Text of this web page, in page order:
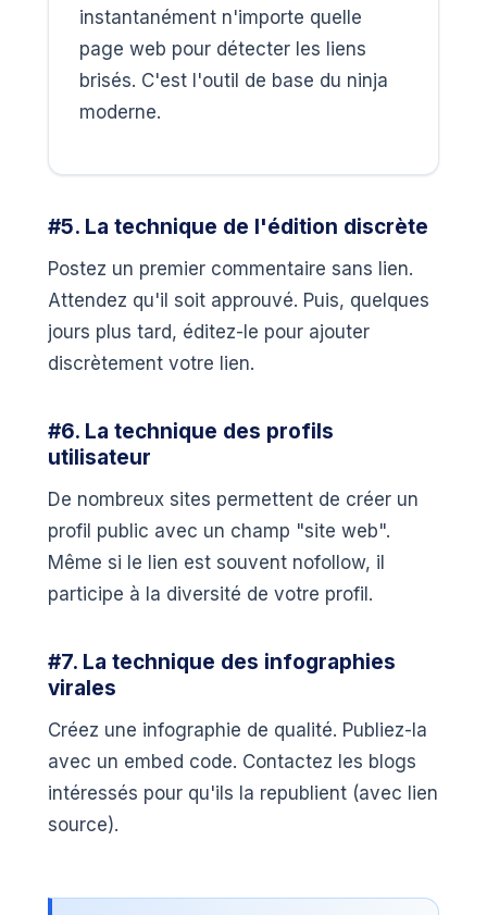
instantanément n'importe quelle
page web pour détecter les liens
brisés. C'est l'outil de base du ninja
moderne.
#5. La technique de l'édition discrète
Postez un premier commentaire sans lien.
Attendez qu'il soit approuvé. Puis, quelques
jours plus tard, éditez-le pour ajouter
discrètement votre lien.
#6. La technique des profils
utilisateur
De nombreux sites permettent de créer un
profil public avec un champ "site web".
Même si le lien est souvent nofollow, il
participe à la diversité de votre profil.
#7. La technique des infographies
virales
Créez une infographie de qualité. Publiez-la
avec un embed code. Contactez les blogs
intéressés pour qu'ils la republient (avec lien
source).